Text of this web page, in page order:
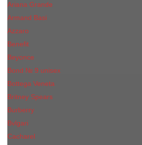
Ariana Grande
Armand Basi
Azzaro
Benefit
Beyonce
Bond № 9 unisex
Bottega Veneta
Britney Spears
Burberry
Bvlgari
Cacharel